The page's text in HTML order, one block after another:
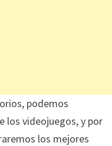
podemos
los videojuegos, y por
los mejores